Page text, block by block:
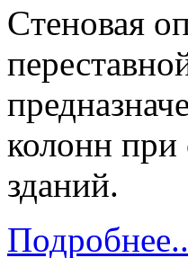
Cтеновая
колонн при
зданий.